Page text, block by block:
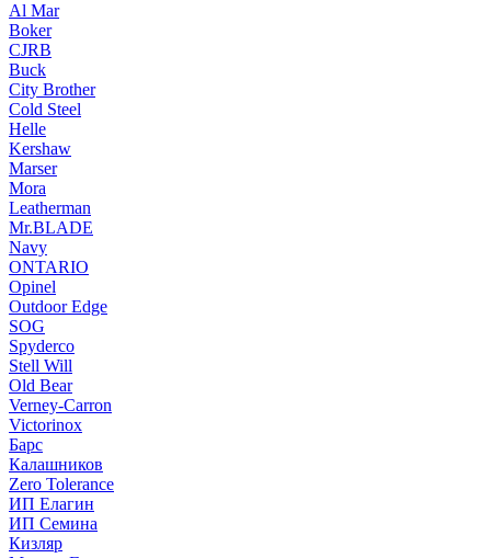
Al Mar
Boker
CJRB
Buck
City Brother
Cold Steel
Helle
Kershaw
Marser
Mora
Leatherman
Mr.BLADE
Navy
ONTARIO
Opinel
Outdoor Edge
SOG
Spyderco
Stell Will
Old Bear
Verney-Carron
Victorinox
Барс
Калашников
Zero Tolerance
ИП Елагин
ИП Семина
Кизляр